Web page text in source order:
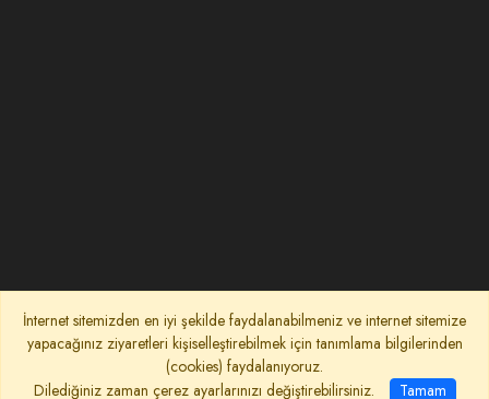
İnternet sitemizden en iyi şekilde faydalanabilmeniz ve internet sitemize
yapacağınız ziyaretleri kişiselleştirebilmek için tanımlama bilgilerinden
(cookies) faydalanıyoruz.
Dilediğiniz zaman çerez ayarlarınızı değiştirebilirsiniz.
Tamam